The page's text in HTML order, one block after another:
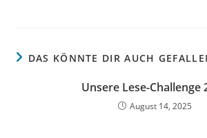
DAS KÖNNTE DIR AUCH
Unsere Lese-Challenge
August 14, 2025